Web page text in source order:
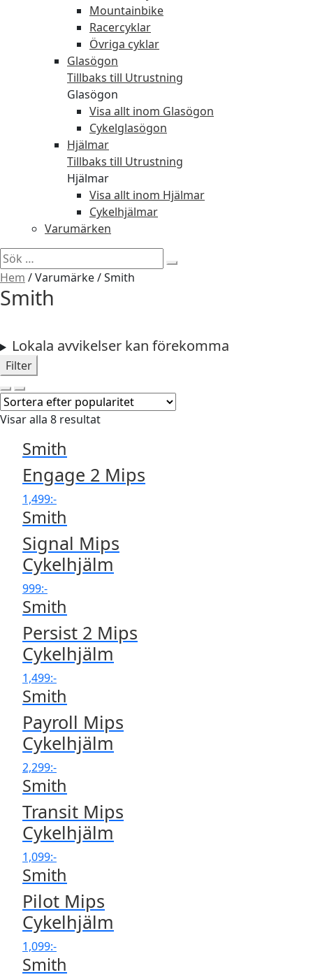
Mountainbike
Racercyklar
Övriga cyklar
Glasögon
Tillbaks till Utrustning
Glasögon
Visa allt inom Glasögon
Cykelglasögon
Hjälmar
Tillbaks till Utrustning
Hjälmar
Visa allt inom Hjälmar
Cykelhjälmar
Varumärken
Sök
efter:
Hem /Varumärke/Smith
Smith
Lokala avvikelser kan förekomma
Filter
Visar alla 8 resultat
Smith
Engage 2 Mips
1,499:-
Smith
Signal Mips
Cykelhjälm
999:-
Smith
Persist 2 Mips
Cykelhjälm
1,499:-
Smith
Payroll Mips
Cykelhjälm
2,299:-
Smith
Transit Mips
Cykelhjälm
1,099:-
Smith
Pilot Mips
Cykelhjälm
1,099:-
Smith